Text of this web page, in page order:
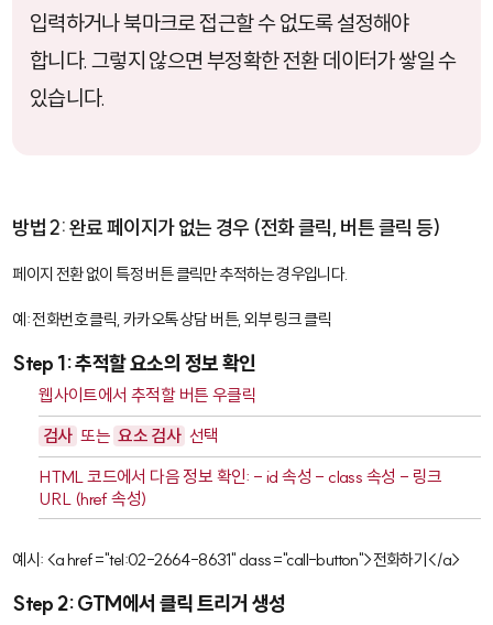
입력하거나 북마크로 접근할 수 없도록 설정해야
합니다. 그렇지 않으면 부정확한 전환 데이터가 쌓일 수
있습니다.
방법 2: 완료 페이지가 없는 경우 (전화 클릭, 버튼 클릭 등)
페이지 전환 없이 특정 버튼 클릭만 추적하는 경우입니다.
예: 전화번호 클릭, 카카오톡 상담 버튼, 외부 링크 클릭
Step 1: 추적할 요소의 정보 확인
웹사이트에서 추적할 버튼 우클릭
검사 또는 요소 검사 선택
HTML 코드에서 다음 정보 확인: -id 속성 -class 속성 - 링크
URL (href속성)
예시: <a href="tel:02-2664-8631" class="call-button">전화하기</a>
Step 2: GTM에서 클릭 트리거 생성